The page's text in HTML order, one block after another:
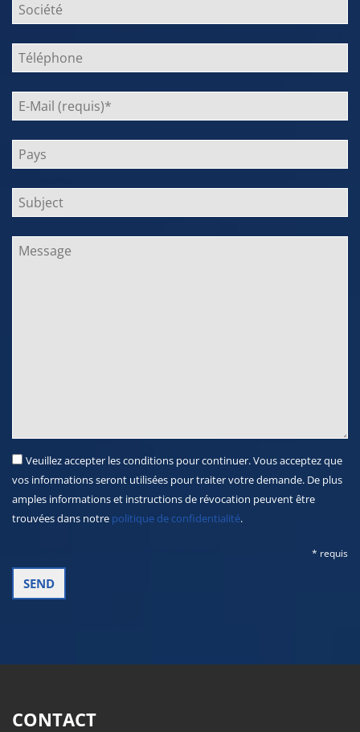
lasse
dieses
Feld
leer.
Veuillez accepter les conditions pour continuer. Vous acceptez que
vos informations seront utilisées pour traiter votre demande. De plus
amples informations et instructions de révocation peuvent être
trouvées dans notre politique de confidentialité.
* requis
CONTACT